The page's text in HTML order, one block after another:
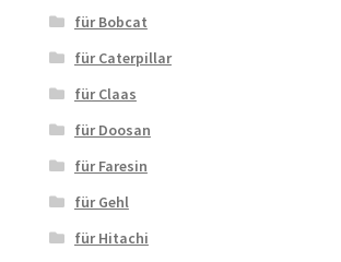
für Bobcat
für Caterpillar
für Claas
für Doosan
für Faresin
für Gehl
für Hitachi